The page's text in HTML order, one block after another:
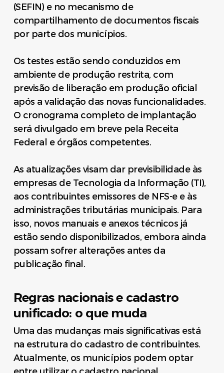
(SEFIN) e no mecanismo de
compartilhamento de documentos fiscais
por parte dos municípios.
Os testes estão sendo conduzidos em
ambiente de produção restrita, com
previsão de liberação em produção oficial
após a validação das novas funcionalidades.
O cronograma completo de implantação
será divulgado em breve pela Receita
Federal e órgãos competentes.
As atualizações visam dar previsibilidade às
empresas de Tecnologia da Informação (TI),
aos contribuintes emissores de NFS-e e às
administrações tributárias municipais. Para
isso, novos manuais e anexos técnicos já
estão sendo disponibilizados, embora ainda
possam sofrer alterações antes da
publicação final.
Regras nacionais e cadastro
unificado: o que muda
Uma das mudanças mais significativas está
na estrutura do cadastro de contribuintes.
Atualmente, os municípios podem optar